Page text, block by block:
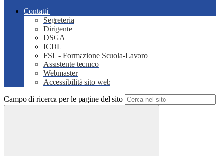
Contatti
Segreteria
Dirigente
DSGA
ICDL
FSL - Formazione Scuola-Lavoro
Assistente tecnico
Webmaster
Accessibilità sito web
Campo di ricerca per le pagine del sito